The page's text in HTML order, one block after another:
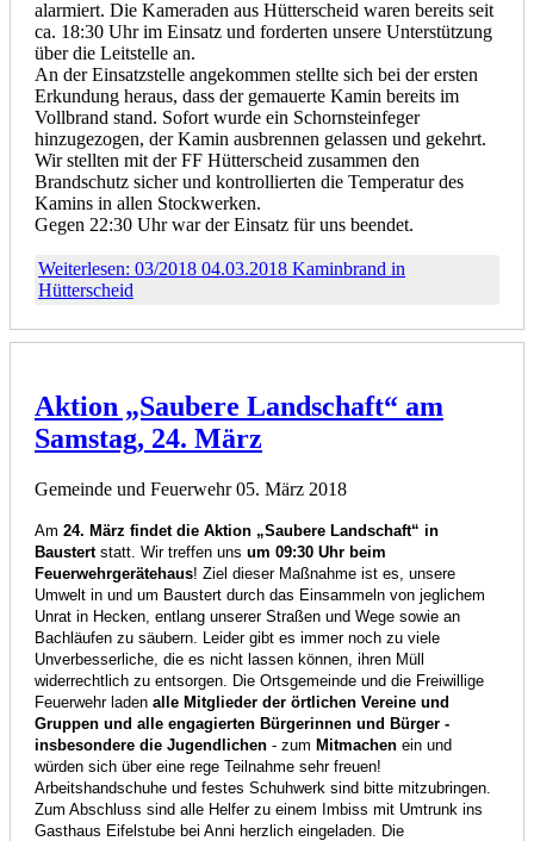
alarmiert. Die Kameraden aus Hütterscheid waren bereits seit
ca. 18:30 Uhr im Einsatz und forderten unsere Unterstützung
über die Leitstelle an.
An der Einsatzstelle angekommen stellte sich bei der ersten
Erkundung heraus, dass der gemauerte Kamin bereits im
Vollbrand stand. Sofort wurde ein Schornsteinfeger
hinzugezogen, der Kamin ausbrennen gelassen und gekehrt.
Wir stellten mit der FF Hütterscheid zusammen den
Brandschutz sicher und kontrollierten die Temperatur des
Kamins in allen Stockwerken.
Gegen 22:30 Uhr war der Einsatz für uns beendet.
Weiterlesen: 03/2018 04.03.2018 Kaminbrand in
Hütterscheid
Aktion „Saubere Landschaft“ am
Samstag, 24. März
Gemeinde und Feuerwehr 05. März 2018
Am 24. März findet die Aktion „Saubere Landschaft“ in
Baustertstatt. Wir treffen uns um 09:30 Uhr beim
Feuerwehrgerätehaus! Ziel dieser Maßnahme ist es, unsere
Umwelt in und um Baustert durch das Einsammeln von jeglichem
Unrat in Hecken, entlang unserer Straßen und Wege sowie an
Bachläufen zu säubern. Leider gibt es immer noch zu viele
Unverbesserliche, die es nicht lassen können, ihren Müll
widerrechtlich zu entsorgen. Die Ortsgemeinde und die Freiwillige
Feuerwehr laden alle Mitglieder der örtlichen Vereine und
Gruppen und alle engagierten Bürgerinnen und Bürger -
insbesondere die Jugendlichen - zum Mitmachen ein und
würden sich über eine rege Teilnahme sehr freuen!
Arbeitshandschuhe und festes Schuhwerk sind bitte mitzubringen.
Zum Abschluss sind alle Helfer zu einem Imbiss mit Umtrunk ins
Gasthaus Eifelstube bei Anni herzlich eingeladen. Die